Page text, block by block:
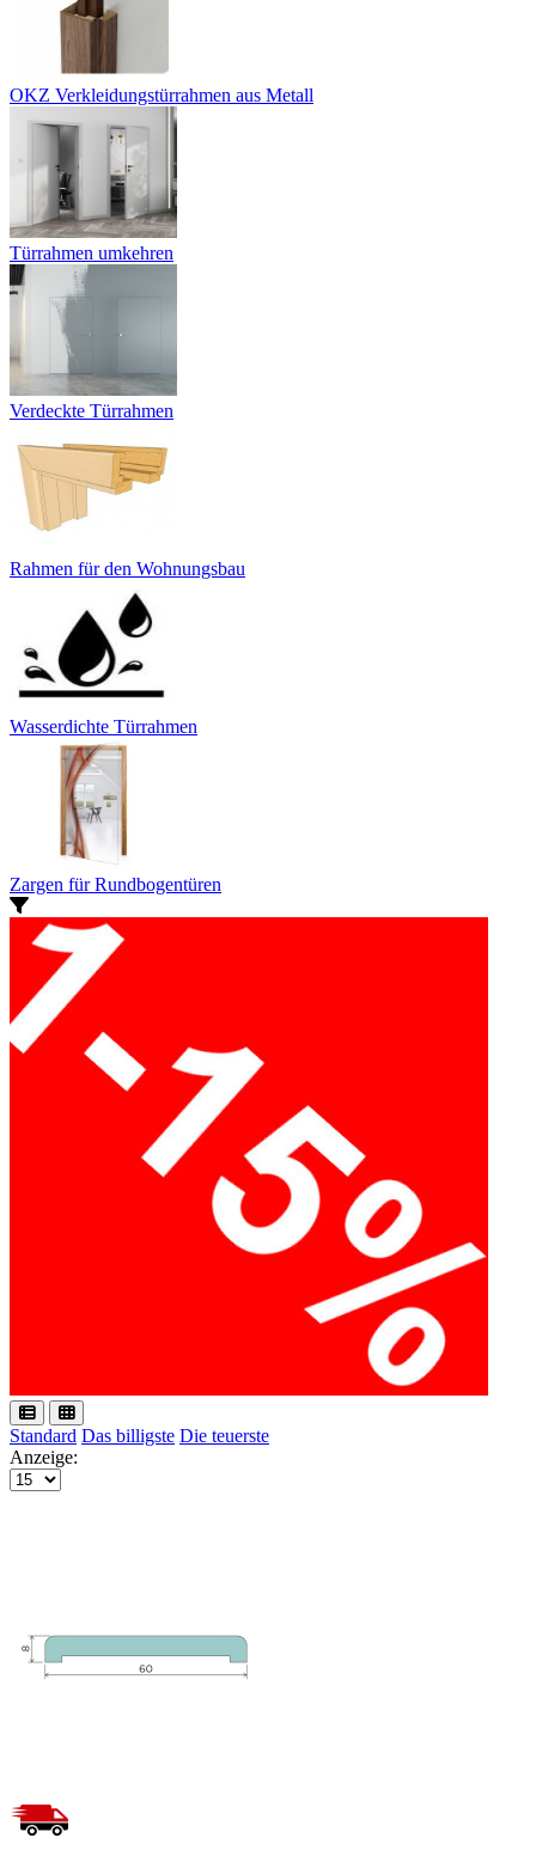
OKZ Verkleidungstürrahmen aus Metall
Türrahmen umkehren
Verdeckte Türrahmen
Rahmen für den Wohnungsbau
Wasserdichte Türrahmen
Zargen für Rundbogentüren
Standard Das billigste Die teuerste
Anzeige: